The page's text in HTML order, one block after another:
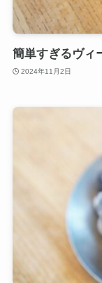
簡単すぎるヴィ
2024年11月2日